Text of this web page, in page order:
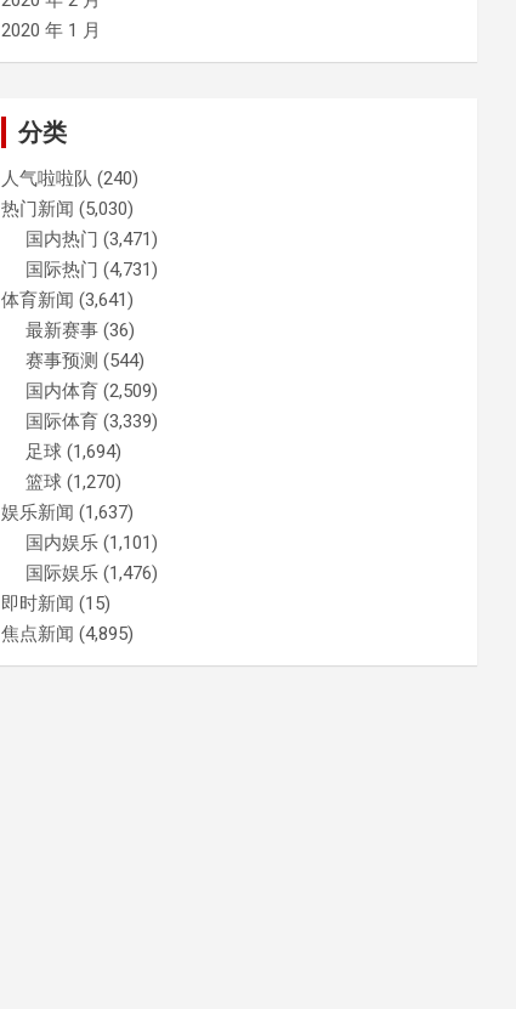
2020 年 1 月
分类
人气啦啦队 (240)
热门新闻 (5,030)
国内热门 (3,471)
国际热门 (4,731)
体育新闻 (3,641)
最新赛事 (36)
赛事预测 (544)
国内体育 (2,509)
国际体育 (3,339)
足球 (1,694)
篮球 (1,270)
娱乐新闻 (1,637)
国内娱乐 (1,101)
国际娱乐 (1,476)
即时新闻 (15)
焦点新闻 (4,895)